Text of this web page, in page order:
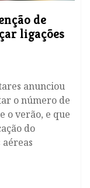
de
ligações
anunciou
o número de
o verão, e que
do